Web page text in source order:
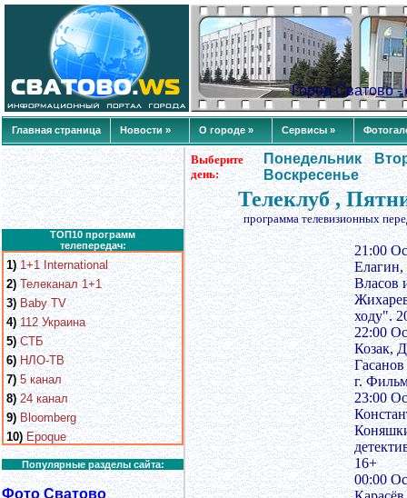
Город Сватово
Главная страница Новости » О городе » Сервисы »
ТОП10 программ
телепередач:
1) 1+1 International
2) Телеканал 1+1
3) Baby TV
4) 112 Украина
5) СТБ
6) НЛО-ТВ
7) 5 канал
8) 24 канал
9) Bloomberg
10) Epoque
Популярные разделы сайта:
Фото Сватово
Выберите
день:
Понедельник
Воскресенье
Телеклуб ,
программа телевизионных
21:00
Елагин,
Власов
ходу".
22:00
Козак,
г.
23:00
16+
00:00